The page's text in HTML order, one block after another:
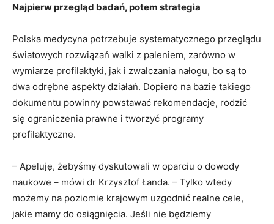
Najpierw przegląd badań, potem strategia
Polska medycyna potrzebuje systematycznego przeglądu
światowych rozwiązań walki z paleniem, zarówno w
wymiarze profilaktyki, jak i zwalczania nałogu, bo są to
dwa odrębne aspekty działań. Dopiero na bazie takiego
dokumentu powinny powstawać rekomendacje, rodzić
się ograniczenia prawne i tworzyć programy
profilaktyczne.
– Apeluję, żebyśmy dyskutowali w oparciu o dowody
naukowe – mówi dr Krzysztof Łanda. – Tylko wtedy
możemy na poziomie krajowym uzgodnić realne cele,
jakie mamy do osiągnięcia. Jeśli nie będziemy